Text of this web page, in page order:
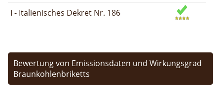
I - Italienisches Dekret Nr. 186
Bewertung von Emissionsdaten und Wirkungsgrad
Braunkohlenbriketts